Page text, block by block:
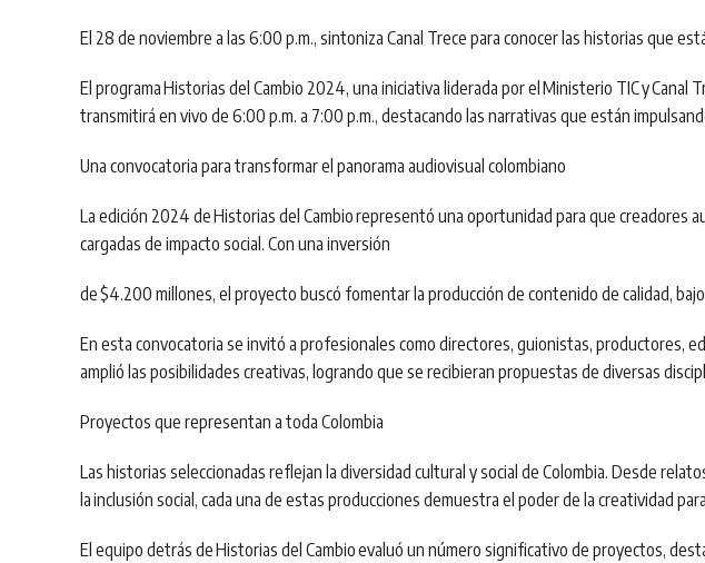
El 28 de noviembre a las 6:00 p.m., sintoniza Canal Trece para conocer las historias que
El programaHistorias del Cambio 2024, una iniciativa liderada por el Ministerio TICyCanal
transmitirá en vivo de 6:00 p.m. a 7:00 p.m., destacando las narrativas que están
Una convocatoria para transformar el panorama audiovisual colombiano
La edición 2024 deHistorias del Cambiorepresentó una oportunidad para que creadores
cargadas de impacto social. Con una inversión
de$4.200 millones, el proyecto buscó fomentar la producción de contenido de calidad,
En esta convocatoria se invitó a profesionales como directores, guionistas, productores,
amplió las posibilidades creativas, logrando que se recibieran propuestas de diversas
Proyectos que representan a toda Colombia
Las historias seleccionadas reflejan la diversidad cultural y social de Colombia. Desde
lainclusión social , cada una de estas producciones demuestra el poder de la creatividad
El equipo detrás deHistorias del Cambioevaluó un número significativo de proyectos,